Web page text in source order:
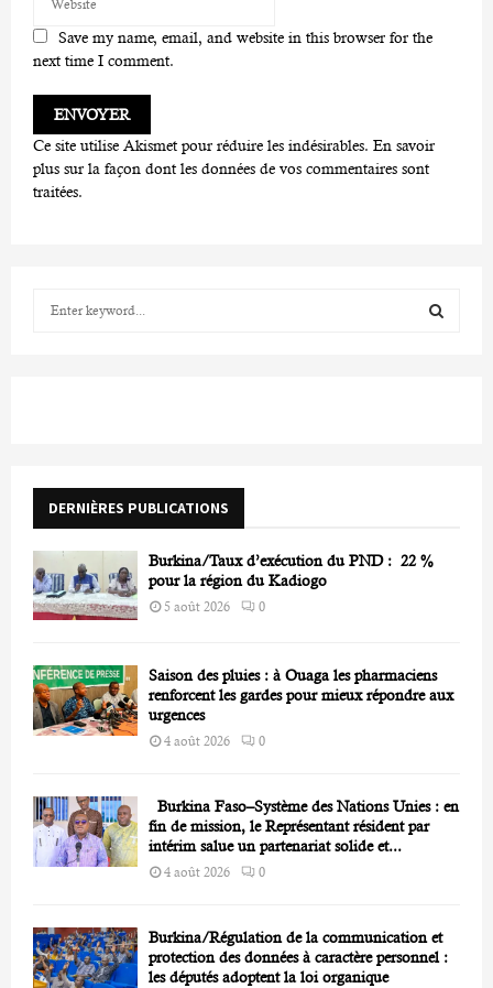
Save my name, email, and website in this browser for the
next time I comment.
Ce site utilise Akismet pour réduire les indésirables. En savoir
plus sur la façon dont les données de vos commentaires sont
traitées.
r
DERNIÈRES PUBLICATIONS
Burkina/Taux d’exécution du PND : 22 %
pour la région du Kadiogo
5 août 2026 0
Saison des pluies : à Ouaga les pharmaciens
renforcent les gardes pour mieux répondre aux
urgences
4 août 2026 0
Burkina Faso–Système des Nations Unies : en
fin de mission, le Représentant résident par
intérim salue un partenariat solide et...
4 août 2026 0
Burkina/Régulation de la communication et
protection des données à caractère personnel :
les députés adoptent la loi organique